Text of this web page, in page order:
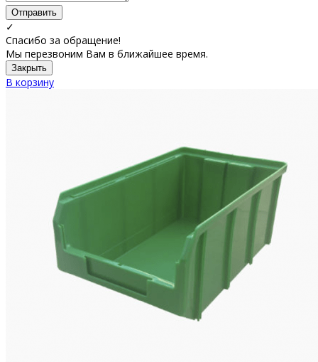
Отправить
✓
Спасибо за обращение!
Мы перезвоним Вам в ближайшее время.
Закрыть
В корзину